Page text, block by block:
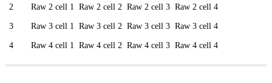
2 Raw 2 cell 1 Raw 2 cell 2 Raw 2 cell 3 Raw 2 cell 4
3 Raw 3 cell 1 Raw 3 cell 2 Raw 3 cell 3 Raw 3 cell 4
4 Raw 4 cell 1 Raw 4 cell 2 Raw 4 cell 3 Raw 4 cell 4